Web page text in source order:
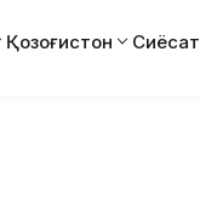
Қозоғистон Сиёсат